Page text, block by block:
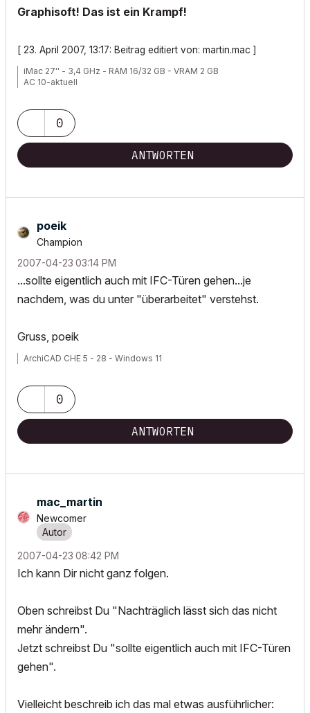
Graphisoft! Das ist ein Krampf!
[ 23. April 2007, 13:17: Beitrag editiert von: martin.mac ]
iMac 27'' - 3,4 GHz - RAM 16/32 GB - VRAM 2 GB
AC 10-aktuell
0
ANTWORTEN
poeik
Champion
‎2007-04-23 03:14 PM
...sollte eigentlich auch mit IFC-Türen gehen...je
nachdem, was du unter "überarbeitet" verstehst.
Gruss, poeik
ArchiCAD CHE 5 - 28 - Windows 11
0
ANTWORTEN
mac_martin
Newcomer
‎2007-04-23 08:42 PM
Ich kann Dir nicht ganz folgen.
Oben schreibst Du "Nachträglich lässt sich das nicht
mehr ändern".
Jetzt schreibst Du "sollte eigentlich auch mit IFC-Türen
gehen".
Vielleicht beschreib ich das mal etwas ausführlicher: